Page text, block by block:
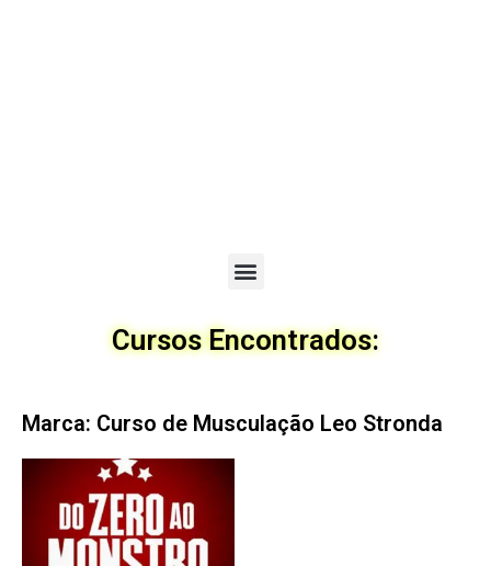
Menu
Cursos Encontrados:
Marca: Curso de Musculação Leo Stronda